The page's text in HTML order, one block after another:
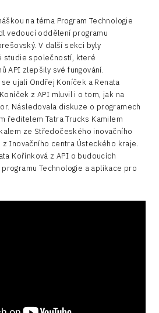
na téma Program Technologie
vedoucí oddělení programu
V další sekci byly
studie společností, které
API zlepšily své fungování.
ujali Ondřej Koníček a Renata
z API mluvil i o tom, jak na
Následovala diskuze o programech
ředitelem Tatra Trucks Kamilem
ze Středočeského inovačního
z Inovačního centra Ústeckého kraje.
Kořínková z API o budoucích
Technologie a aplikace pro